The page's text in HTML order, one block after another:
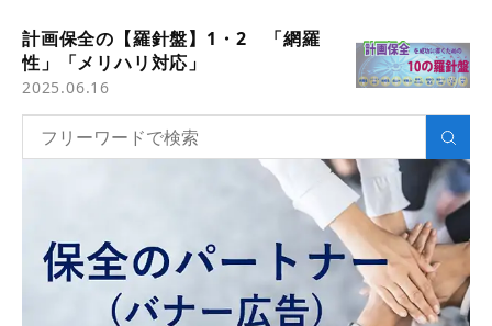
計画保全の【羅針盤】1・2 「網羅
性」「メリハリ対応」
2025.06.16